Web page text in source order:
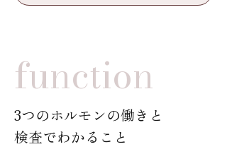
function
​3つのホルモンの働きと
検査でわかること